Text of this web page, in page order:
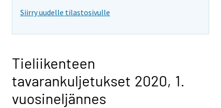
Siirry uudelle tilastosivulle
Tieliikenteen
tavarankuljetukset 2020, 1.
vuosineljännes